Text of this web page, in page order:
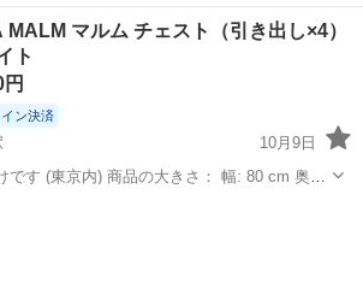
空港第3ターミナル駅」徒歩10分！ 羽田空港
物車両の出入管理、 ブース内の車両入場受付
駅 警備員
MALM マルム チェスト（引き出し×4）
ト
ン決済
10月9日
大きさ： 幅: 80 cm 奥行